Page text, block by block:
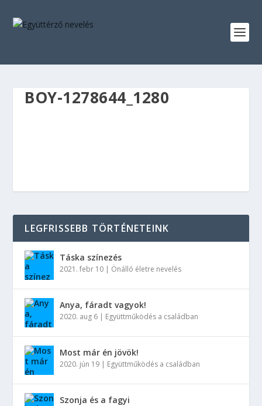
BOY-1278644_1280
LEGFRISSEBB TÖRTÉNETEINK
Táska színezés
2021. febr 10 | Önálló életre nevelés
Anya, fáradt vagyok!
2020. aug 6 | Együttműködés a családban
Most már én jövök!
2020. jún 19 | Együttműködés a családban
Szonja és a fagyi